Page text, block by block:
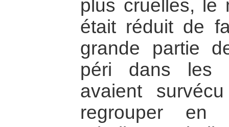
plus cruelles, le
était réduit de
grande partie
péri dans les
avaient
regrouper en